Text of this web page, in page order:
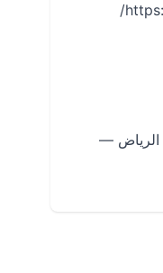
الرياض —